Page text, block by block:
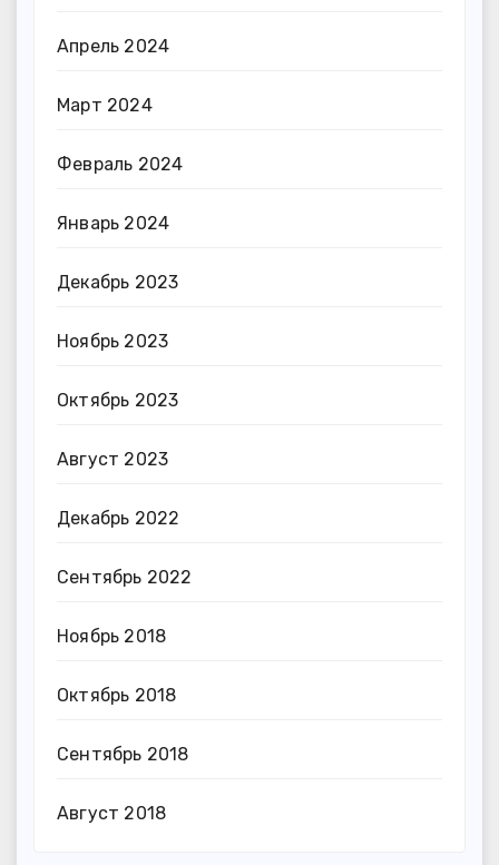
Апрель 2024
Март 2024
Февраль 2024
Январь 2024
Декабрь 2023
Ноябрь 2023
Октябрь 2023
Август 2023
Декабрь 2022
Сентябрь 2022
Ноябрь 2018
Октябрь 2018
Сентябрь 2018
Август 2018